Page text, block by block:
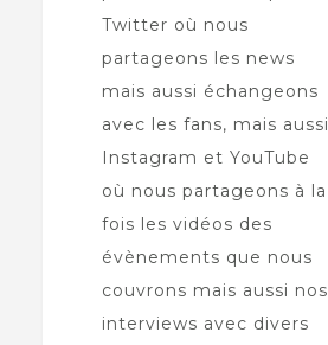
Twitter où nous
partageons les news
mais aussi échangeons
avec les fans, mais aussi
Instagram et YouTube
où nous partageons à la
fois les vidéos des
évènements que nous
couvrons mais aussi nos
interviews avec divers